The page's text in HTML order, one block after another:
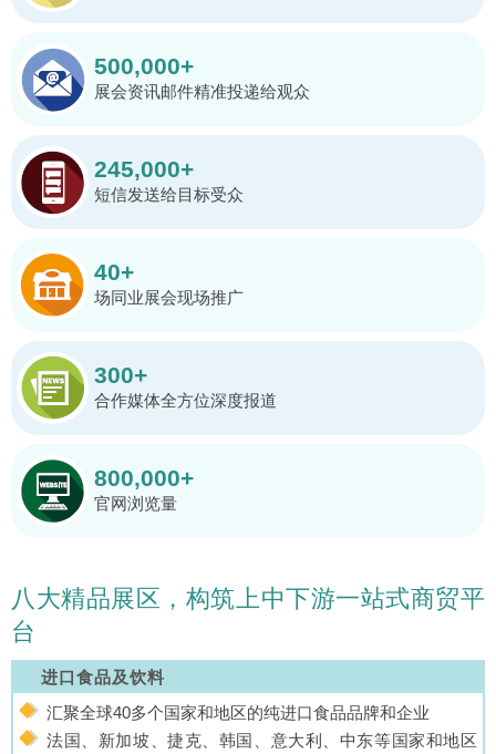
500,000+
展会资讯邮件精准投递给观众
245,000+
短信发送给目标受众
40+
场同业展会现场推广
300+
合作媒体全方位深度报道
800,000+
官网浏览量
八大精品展区，构筑上中下游一站式商贸平
台
进口食品及饮料
汇聚全球40多个国家和地区的纯进口食品品牌和企业
法国、新加坡、捷克、韩国、意大利、中东等国家和地区